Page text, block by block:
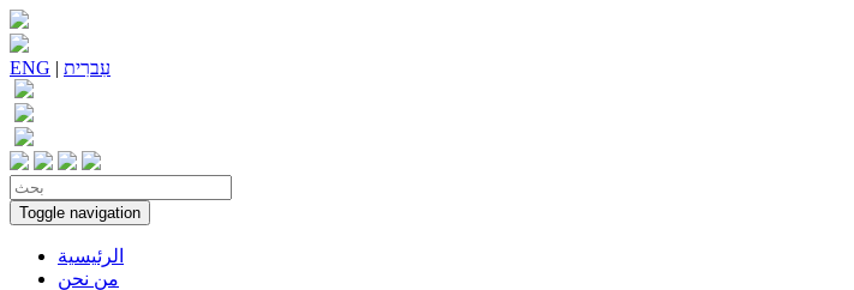
ENG | עִברִית
Toggle navigation
الرئيسية
من نحن